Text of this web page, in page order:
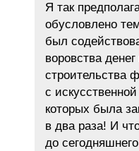
Я так
обусловлено
был
воровства
строительства
с
которых была
в два раза! И
до